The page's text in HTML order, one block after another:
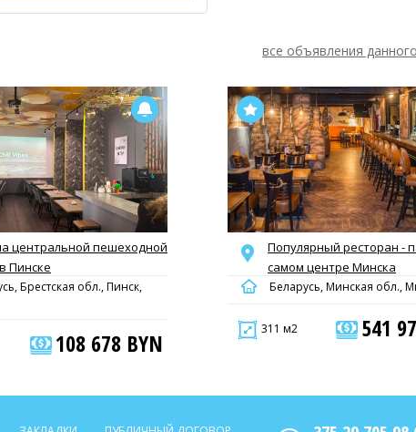
все объявления
центральной пешеходной
Пинске
Брестская обл., Пинск,
108 678 BYN
Популярный ресторан -
самом центре Минска
Беларусь, Минская обл.,
311 м2 541